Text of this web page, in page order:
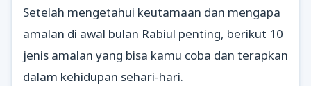
Setelah mengetahui keutamaan dan mengapa
amalan di awal bulan Rabiul penting, berikut 10
jenis amalan yang bisa kamu coba dan terapkan
dalam kehidupan sehari-hari.